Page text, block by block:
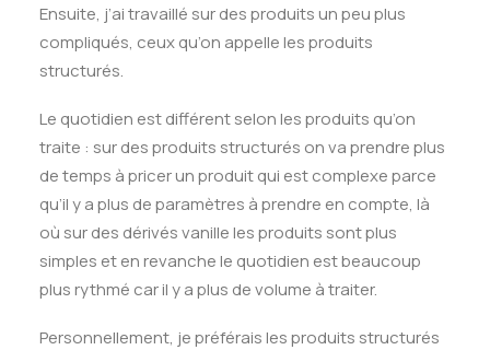
Ensuite, j’ai travaillé sur des produits un peu plus
compliqués, ceux qu’on appelle les produits
structurés.
Le quotidien est différent selon les produits qu’on
traite : sur des produits structurés on va prendre plus
de temps à pricer un produit qui est complexe parce
qu’il y a plus de paramètres à prendre en compte, là
où sur des dérivés vanille les produits sont plus
simples et en revanche le quotidien est beaucoup
plus rythmé car il y a plus de volume à traiter.
Personnellement, je préférais les produits structurés